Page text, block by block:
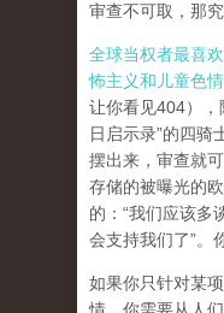
审查不可取，那
全球当权者最喜
怖主义和儿童色情
让你看见404），
日启示录”的四骑
摆出来，审查就
存储的被曝光的
的：“我们应该多
会支持我们了”。
如果你只针对某